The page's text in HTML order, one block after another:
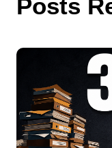
Posts